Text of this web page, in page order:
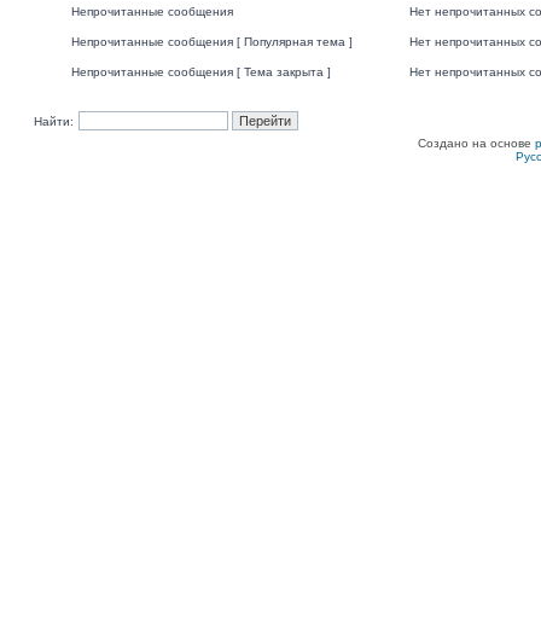
Непрочитанные сообщения Нет непрочитанных
Непрочитанные сообщения [ Популярная тема ] Нет непрочитанных
Непрочитанные сообщения [ Тема закрыта ] Нет непрочитанных
Найти:
Создано на основе